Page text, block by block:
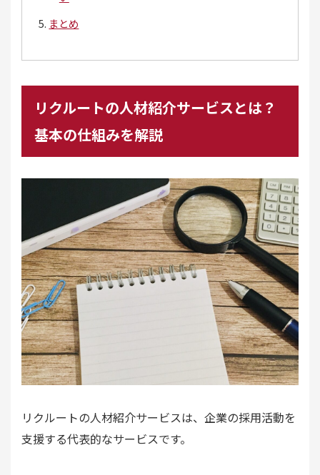
まとめ
リクルートの人材紹介サービスとは？
基本の仕組みを解説
リクルートの人材紹介サービスは、企業の採用活動を
支援する代表的なサービスです。